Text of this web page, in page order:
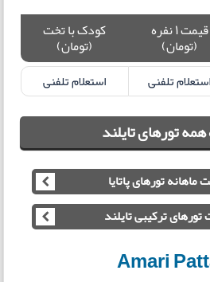
قیمت 1 نفره
(تومان)
کودک با تخت
(تومان)
استعلام تلفنی استعلام تلفنی
تورهای تایلند
تورهای پاتایا
ترکیبی تایلند
Amari